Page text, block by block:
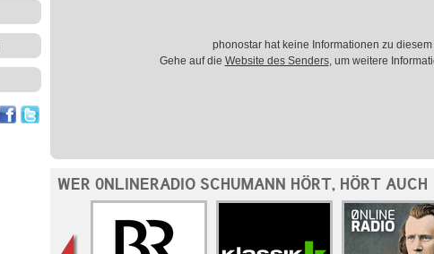
phonostar hat keine Informationen zu
Gehe auf die Website des Senders, um weitere
WER 0NLINERADIO SCHUMANN HÖRT, HÖRT AUCH